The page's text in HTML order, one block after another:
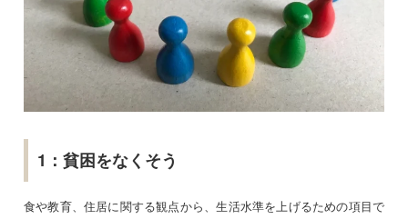
1：貧困をなくそう
食や教育、住居に関する観点から、生活水準を上げるための項目で